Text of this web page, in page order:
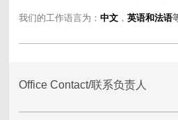
我们的工作语言为： 中文， 英语和法语
Office Contact/联系负责人